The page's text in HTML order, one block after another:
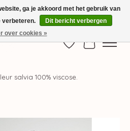
Verlanglijst
salvia 100% viscose.
ga je akkoord met het gebruik van
verbeteren.
Dit bericht verbergen
over cookies »